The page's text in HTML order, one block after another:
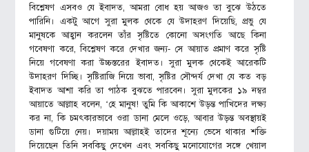
বিশ্লেষণ এসবও যে ইবাদত, আমরা বোধ হয় আজও তা বুঝে উঠতে
পারিনি। একটু আগে সুরা মুলক থেকে যে উদাহরণ দিয়েছি, প্রভু যে
মানুষকে আহ্বান করলেন তাঁর সৃষ্টিতে কোনো অসংগতি আছে কিনা
গবেষণা করে, বিশ্লেষণ করে দেখার জন্য- সে আয়াত প্রমাণ করে সৃষ্টি
নিয়ে গবেষণা করা উচ্চস্তরের ইবাদত। সুরা মুলক থেকেই আরেকটি
উদাহরণ দিচ্ছি। সৃষ্টিরাজি নিয়ে ভাবা, সৃষ্টির সৌন্দর্য দেখা যে কত বড়
ইবাদত আশা করি তা পাঠক বুঝতে পারবেন। সুরা মুলকের ১৯ নম্বর
আয়াতে আল্লাহ বলেন, ‘হে মানুষ! তুমি কি আকাশে উড়ন্ত পাখিদের লক্ষ্য
কর না, কি চমৎকারভাবে ওরা ডানা মেলে ওড়ে, আবার উড়ন্ত অবস্থায়ই
ডানা গুটিয়ে নেয়। দয়াময় আল্লাহই তাদের শূন্যে ভেসে থাকার শক্তি
দিয়েছেন তিনি সবকিছু দেখেন এবং সবকিছু মনোযোগের সঙ্গে খেয়াল